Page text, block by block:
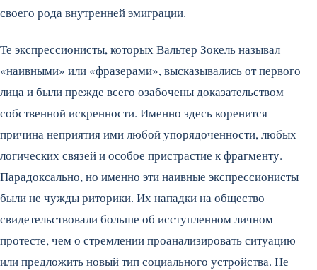
своего рода внутренней эмиграции.
Те экспрессионисты, которых Вальтер Зокель называл
«наивными» или «фразерами», высказывались от первого
лица и были прежде всего озабочены доказательством
собственной искренности. Именно здесь коренится
причина неприятия ими любой упорядоченности, любых
логических связей и особое пристрастие к фрагменту.
Парадоксально, но именно эти наивные экспрессионисты
были не чужды риторики. Их нападки на общество
свидетельствовали больше об исступленном личном
протесте, чем о стремлении проанализировать ситуацию
или предложить новый тип социального устройства. Не